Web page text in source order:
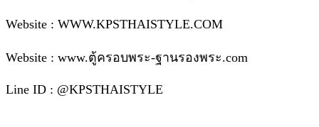
Website : WWW.KPSTHAISTYLE.COM
Website : www.ตู้ครอบพระ-ฐานรองพระ.com
Line ID : @KPSTHAISTYLE